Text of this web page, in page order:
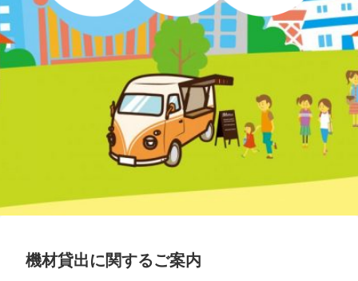
機材貸出に関するご案内